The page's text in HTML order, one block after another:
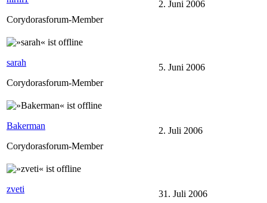
Corydorasforum-Member
2. Juni 2006
sarah
Corydorasforum-Member
5. Juni 2006
Bakerman
Corydorasforum-Member
2. Juli 2006
zveti
31. Juli 2006